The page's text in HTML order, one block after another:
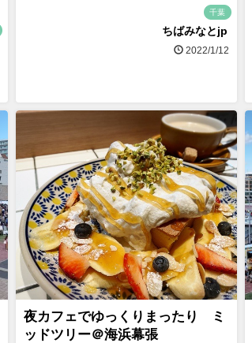
千葉
ちばみなとjp
2022/1/12
夜カフェでゆっくりまったり ミ
ッドツリー＠海浜幕張